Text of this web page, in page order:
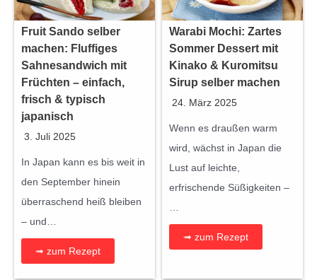
Fruit Sando selber
machen: Fluffiges
Sahnesandwich mit
Früchten – einfach,
frisch & typisch
japanisch
3. Juli 2025
In Japan kann es bis weit in
den September hinein
überraschend heiß bleiben
– und…
➟ zum Rezept
Warabi Mochi: Zartes
Sommer Dessert mit
Kinako & Kuromitsu
Sirup selber machen
24. März 2025
Wenn es draußen warm
wird, wächst in Japan die
Lust auf leichte,
erfrischende Süßigkeiten –
…
➟ zum Rezept